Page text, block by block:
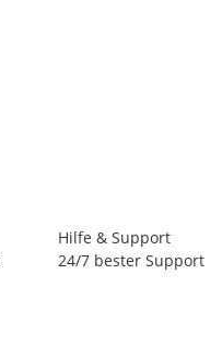
Hilfe & Support
24/7 bester Support